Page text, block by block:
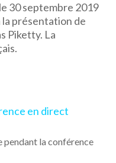
30 septembre 2019
la présentation de
Piketty. La
en direct
pendant la conférence